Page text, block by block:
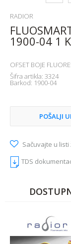
RADIOR
1900-04 1
OFSET BOJE
Šifra artikla: 3324
Barkod: 1900-04
POŠALJI
Sačuvajte u listi
TDS